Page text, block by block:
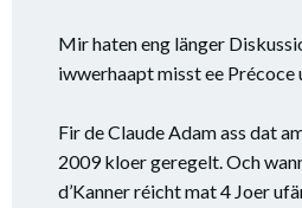
Mir haten eng länger
iwwerhaapt misst ee Précoce
Fir de Claude Adam ass dat
2009 kloer geregelt. Och
d’Kanner réicht mat 4 Joer